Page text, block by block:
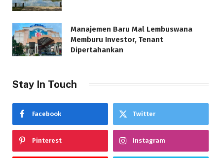
Manajemen Baru Mal Lembuswana
Memburu Investor, Tenant
Dipertahankan
Stay In Touch
Facebook Twitter
Pinterest Instagram